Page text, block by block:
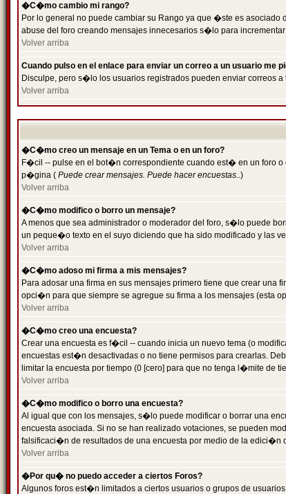
�C�mo cambio mi rango?
Por lo general no puede cambiar su Rango ya que �ste es
abuse del foro creando mensajes innecesarios s�lo para
Volver arriba
Cuando pulso en el enlace para enviar un correo a un usuario me
Disculpe, pero s�lo los usuarios registrados pueden enviar correos
Volver arriba
�C�mo creo un mensaje en un Tema o en un foro?
F�cil -- pulse en el bot�n correspondiente cuando est� en un foro o
p�gina ( Puede crear mensajes. Puede hacer encuestas..)
Volver arriba
�C�mo modifico o borro un mensaje?
A menos que sea administrador o moderador del foro, s�lo puede
un peque�o texto en el suyo diciendo que ha sido modificado y las
Volver arriba
�C�mo adoso mi firma a mis mensajes?
Para adosar una firma en sus mensajes primero tiene que crear
opci�n para que siempre se agregue su firma a los mensajes (esta
Volver arriba
�C�mo creo una encuesta?
Crear una encuesta es f�cil -- cuando inicia un nuevo tema (o
encuestas est�n desactivadas o no tiene permisos para crearlas.
limitar la encuesta por tiempo (0 [cero] para que no tenga l�mite
Volver arriba
�C�mo modifico o borro una encuesta?
Al igual que con los mensajes, s�lo puede modificar o borrar una
encuesta asociada. Si no se han realizado votaciones, se pueden
falsificaci�n de resultados de una encuesta por medio de la edici�n
Volver arriba
�Por qu� no puedo acceder a ciertos Foros?
Algunos foros est�n limitados a ciertos usuarios o grupos de